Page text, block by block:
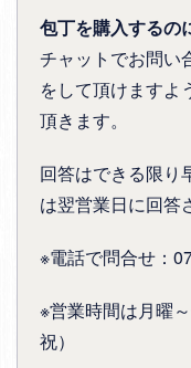
包丁を購入するの
チャットでお問い
をして頂けますよ
頂きます。
回答はできる限り
は翌営業日に回答
※電話で問合せ：
※営業時間は月曜
祝）